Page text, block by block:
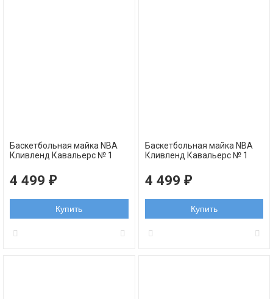
Баскетбольная майка NBA
Кливленд Кавальерс № 1
альтернативная swingman
REV30
4 499 ₽
Купить
Баскетбольная майка NBA
Кливленд Кавальерс № 1
выездная swingman REV30
4 499 ₽
Купить